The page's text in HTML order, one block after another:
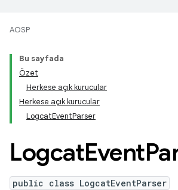
AOSP
Bu sayfada
Özet
Herkese açık kurucular
Herkese açık kurucular
LogcatEventParser
LogcatEvent
public class LogcatEventParser